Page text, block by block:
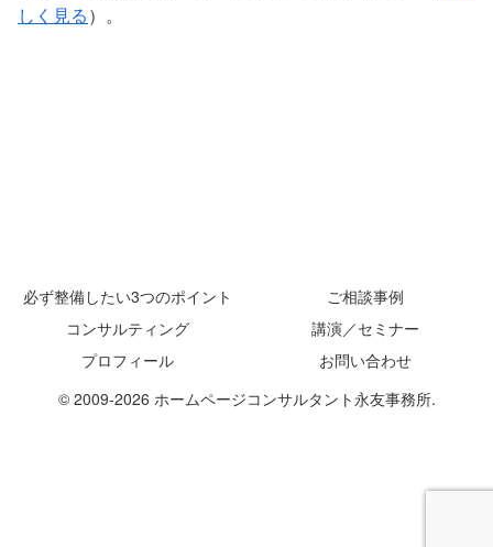
しく見る）。
必ず整備したい3つのポイント
ご相談事例
コンサルティング
講演／セミナー
プロフィール
お問い合わせ
© 2009-2026 ホームページコンサルタント永友事務所.